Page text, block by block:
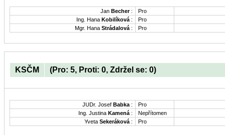
Jan Becher:
Pro
Ing. Hana Kobilíková :
Pro
Mgr. Hana Strádalová : Pro
KSČM (Pro: 5, Proti: 0, Zdržel se: 0)
JUDr. Josef Babka :
Pro
Ing. Justina Kamená :
Nepřítomen
Yveta Sekeráková : Pro